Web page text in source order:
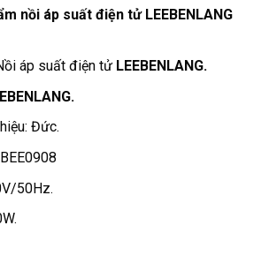
nồi áp suất điện tử LEEBENLANG
áp suất điện tử LEEBENLANG.
Đức.
50Hz.